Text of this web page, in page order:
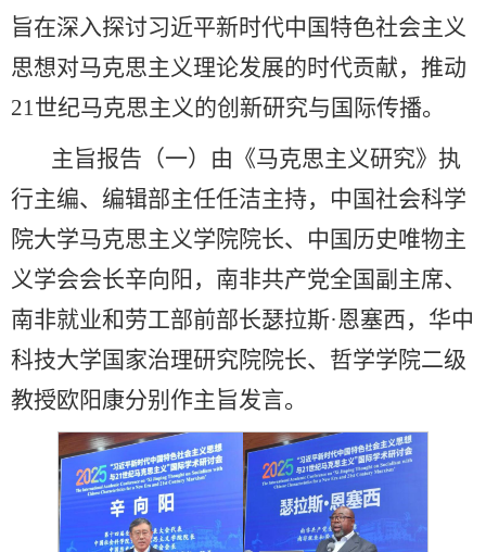
旨在深入探讨习近平新时代中国特色社会主义
思想对马克思主义理论发展的时代贡献，推动
21世纪马克思主义的创新研究与国际传播。
主旨报告（一）由《马克思主义研究》执
行主编、编辑部主任任洁主持，中国社会科学
院大学马克思主义学院院长、中国历史唯物主
义学会会长辛向阳，南非共产党全国副主席、
南非就业和劳工部前部长瑟拉斯·恩塞西，华中
科技大学国家治理研究院院长、哲学学院二级
教授欧阳康分别作主旨发言。